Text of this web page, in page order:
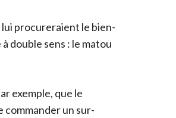
lui procureraient le bien-
double sens : le matou
exemple, que le
commander un sur-